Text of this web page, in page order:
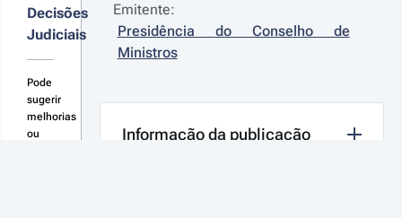
Decisões
Judiciais
Pode
sugerir
melhorias
ou
Emitente:
Presidência do Conselho de
Ministros
Informação da publicação